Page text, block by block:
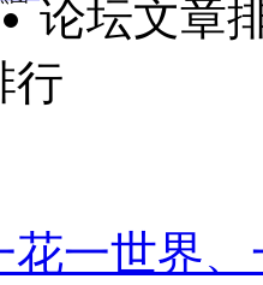
论坛文章
行
花一世界